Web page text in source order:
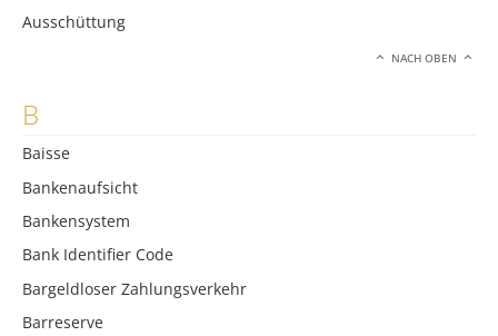
Ausschüttung
NACH OBEN
B
Baisse
Bankenaufsicht
Bankensystem
Bank Identifier Code
Bargeldloser Zahlungsverkehr
Barreserve